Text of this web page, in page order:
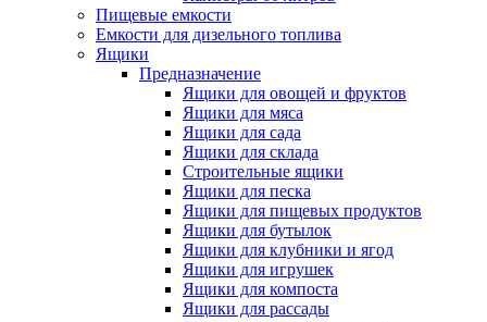
Пищевые емкости
Емкости для дизельного топлива
Ящики
Предназначение
Ящики для овощей и фруктов
Ящики для мяса
Ящики для сада
Ящики для склада
Строительные ящики
Ящики для песка
Ящики для пищевых продуктов
Ящики для бутылок
Ящики для клубники и ягод
Ящики для игрушек
Ящики для компоста
Ящики для рассады